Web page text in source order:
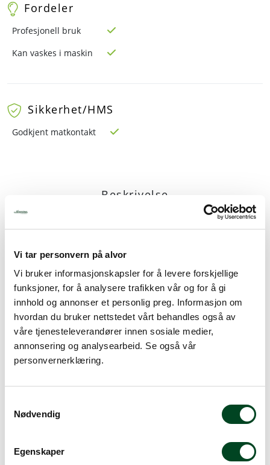
Vi tar personvern på alvor
Vi bruker informasjonskapsler for å levere forskjellige
funksjoner, for å analysere trafikken vår og for å gi
innhold og annonser et personlig preg. Informasjon om
hvordan du bruker nettstedet vårt behandles også av
våre tjenesteleverandører innen sosiale medier,
annonsering og analysearbeid. Se også vår
personvernerklæring.
Nødvendig
Egenskaper
Beskrivelse
Hällde RG100/200/250 terningsgitter lavt 12x12mm
Skjær terninger i kombinasjon med en passende type
maskin. Lager terninger av både harde og myke
grønnsaker, frukt etc.
Fordeler
Profesjonell bruk
Kan vaskes i maskin
Sikkerhet/HMS
Godkjent matkontakt
Alternative produkter